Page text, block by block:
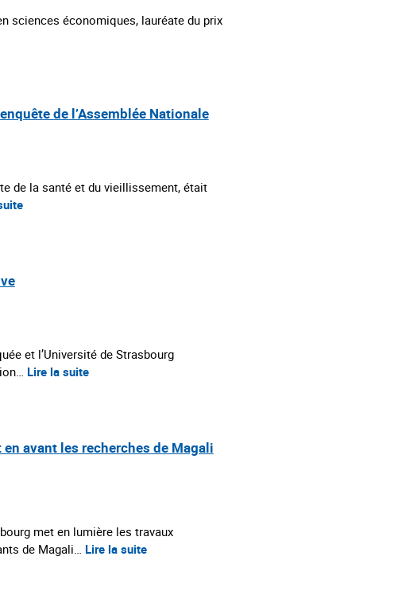
sciences économiques, lauréate du prix
de l’Assemblée Nationale
de la santé et du vieillissement, était
et l’Université de Strasbourg
Lire la suite
avant les recherches de Magali
met en lumière les travaux
de Magali… Lire la suite